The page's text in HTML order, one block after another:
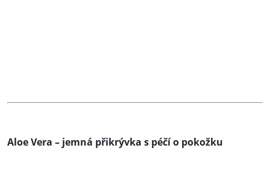
Aloe Vera – jemná přikrývka s péčí o pokožku